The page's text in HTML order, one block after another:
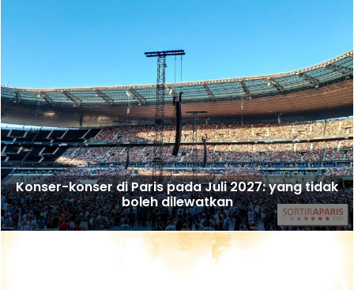
Konser-konser di Paris pada Juli 2027: yang tidak
boleh dilewatkan